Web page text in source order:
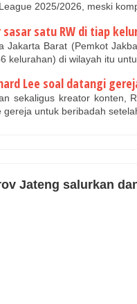
2025/2026, meski
sasar satu RW di tiap
Jakarta Barat (Pemkot
kelurahan) di wilayah itu
Lee soal datangi
sekaligus kreator konten,
gereja untuk beribadah
Jateng salurkan